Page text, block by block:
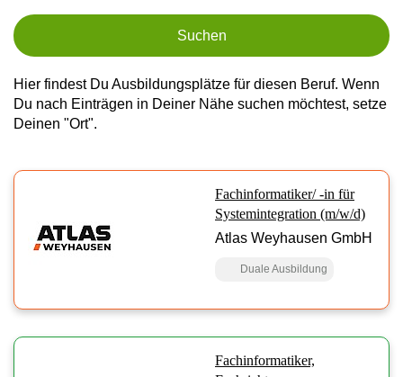
Suchen
Hier findest Du Ausbildungsplätze für diesen Beruf. Wenn
Du nach Einträgen in Deiner Nähe suchen möchtest, setze
Deinen "Ort".
Fachinformatiker/ -in für
Systemintegration (m/w/d)
Atlas Weyhausen GmbH
Duale Ausbildung
Fachinformatiker,